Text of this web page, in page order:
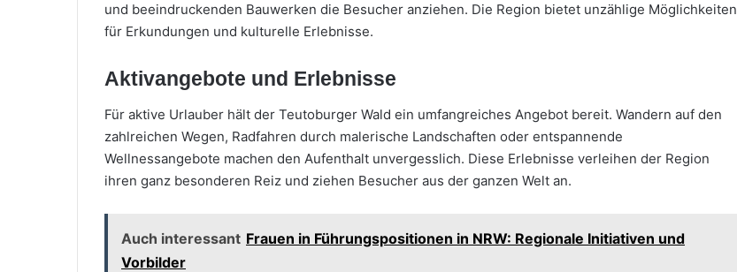
und beeindruckenden Bauwerken die Besucher anziehen. Die Region bietet unzählige Möglichkeiten
für Erkundungen und kulturelle Erlebnisse.
Aktivangebote und Erlebnisse
Für aktive Urlauber hält der Teutoburger Wald ein umfangreiches Angebot bereit. Wandern auf den
zahlreichen Wegen, Radfahren durch malerische Landschaften oder entspannende
Wellnessangebote machen den Aufenthalt unvergesslich. Diese Erlebnisse verleihen der Region
ihren ganz besonderen Reiz und ziehen Besucher aus der ganzen Welt an.
Auch interessant Frauen in Führungspositionen in NRW: Regionale Initiativen und
Vorbilder